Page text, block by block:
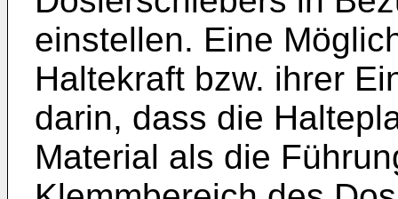
einstellen. Eine
Haltekraft bzw. ihrer
darin, dass die
Material als die